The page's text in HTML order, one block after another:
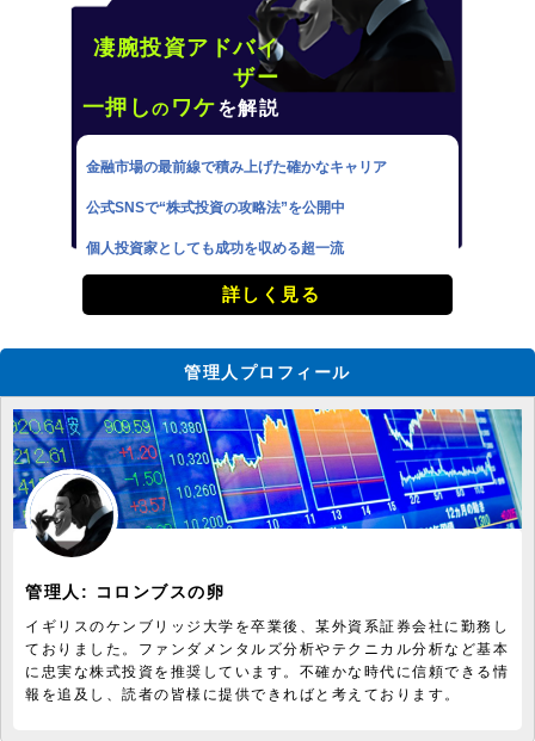
凄腕投資アドバイ
ザー
一押しの ワケを解説
金融市場の最前線で積み上げた確かなキャリア
公式SNSで“株式投資の攻略法”を公開中
個人投資家としても成功を収める超一流
詳しく見る
管理人プロフィール
管理人: コロンブスの卵
イギリスのケンブリッジ大学を卒業後、某外資系証券会社に勤務し
ておりました。ファンダメンタルズ分析やテクニカル分析など基本
に忠実な株式投資を推奨しています。不確かな時代に信頼できる情
報を追及し、読者の皆様に提供できればと考えております。